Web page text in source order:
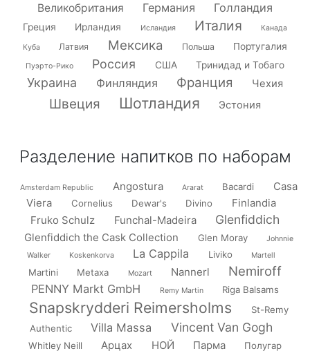
Великобритания Германия Голландия
Греция Ирландия Исландия Италия Канада
Куба Латвия Мексика Польша Португалия
Пуэрто-Рико Россия США Тринидад и Тобаго
Украина Финляндия Франция Чехия
Швеция Шотландия Эстония
Разделение напитков по наборам
Amsterdam Republic Angostura Ararat Bacardi
Casa
Viera
Cornelius Dewar's Divino
Finlandia
Fruko Schulz
Funchal-Madeira Glenfiddich
Glenfiddich the Cask Collection Glen Moray
Johnnie
Walker
Koskenkorva La Cappila Liviko Martell
Martini Metaxa Mozart Nannerl Nemiroff
PENNY Markt GmbH Remy Martin Riga Balsams
Snapskrydderi Reimersholms
St-Remy
Authentic
Villa Massa Vincent Van Gogh
Whitley Neill Арцах НОЙ Парма Полугар